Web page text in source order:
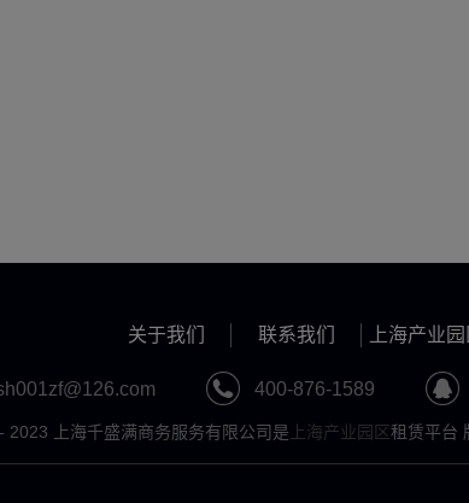
关于我们 联系我们 上海产业园
400-876-1589
2023 上海千盛满商务服务有限公司是 上海产业园区租赁平台